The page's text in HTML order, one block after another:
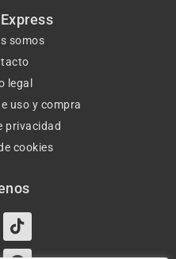
somos
legal
uso y compra
privacidad
cookies
Tiktok
Facebook